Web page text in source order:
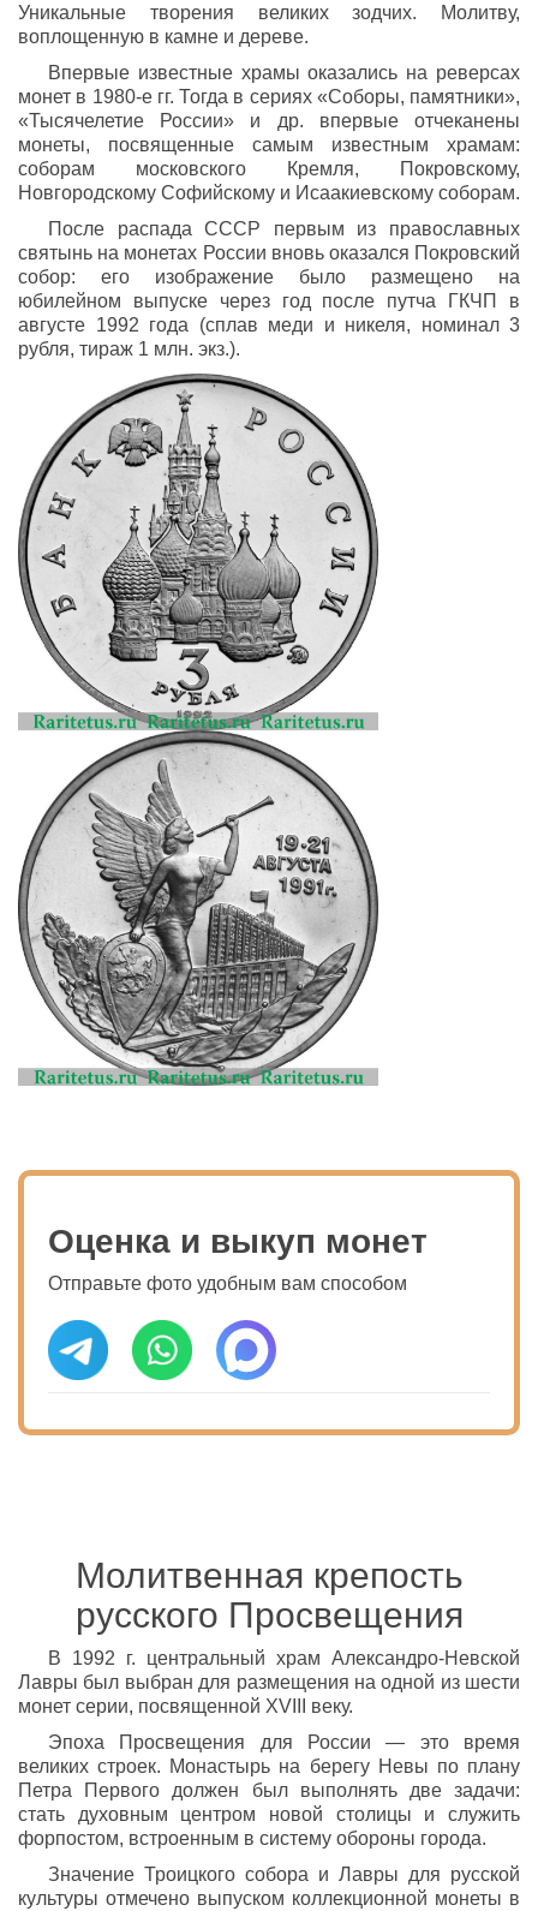
Уникальные творения великих зодчих. Молитву,
воплощенную в камне и дереве.
Впервые известные храмы оказались на реверсах
монет в 1980-е гг. Тогда в сериях «Соборы, памятники»,
«Тысячелетие России» и др. впервые отчеканены
монеты, посвященные самым известным храмам:
соборам московского Кремля, Покровскому,
Новгородскому Софийскому и Исаакиевскому соборам.
После распада СССР первым из православных
святынь на монетах России вновь оказался Покровский
собор: его изображение было размещено на
юбилейном выпуске через год после путча ГКЧП в
августе 1992 года (сплав меди и никеля, номинал 3
рубля, тираж 1 млн. экз.).
Оценка и выкуп монет
Отправьте фото удобным вам способом
Молитвенная крепость
русского Просвещения
В 1992 г. центральный храм Александро-Невской
Лавры был выбран для размещения на одной из шести
монет серии, посвященной XVIII веку.
Эпоха Просвещения для России — это время
великих строек. Монастырь на берегу Невы по плану
Петра Первого должен был выполнять две задачи:
стать духовным центром новой столицы и служить
форпостом, встроенным в систему обороны города.
Значение Троицкого собора и Лавры для русской
культуры отмечено выпуском коллекционной монеты в